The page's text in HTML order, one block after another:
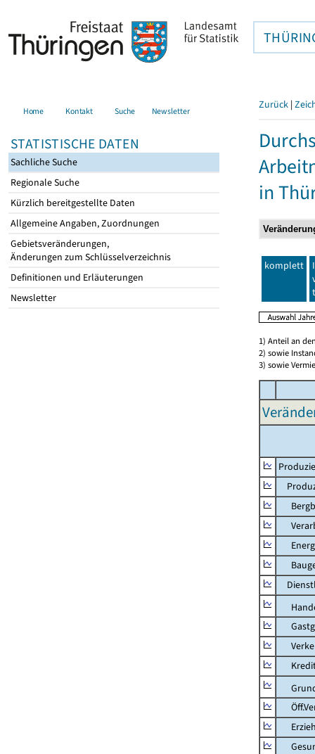
Home Kontakt Suche Newsletter
STATISTISCHE DATEN
Sachliche Suche
Regionale Suche
Kürzlich bereitgestellte Daten
Allgemeine Angaben, Zuordnungen
Gebietsveränderungen,
Änderungen zum Schlüsselverzeichnis
Definitionen und Erläuterungen
Newsletter
Zurück |
in
komplett
1) Anteil an
2) sowie
3) sowie